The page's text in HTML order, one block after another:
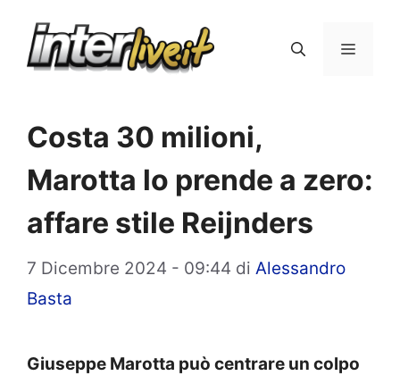
Menu
Costa 30 milioni,
Marotta lo prende a zero:
affare stile Reijnders
7 Dicembre 2024 - 09:44 di Alessandro
Basta
Giuseppe Marotta può centrare un colpo